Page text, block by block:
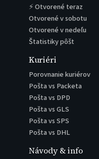
⚡ Otvorené teraz
Otvorené v sobotu
Otvorené v nedeľu
Štatistiky pôšt
Kuriéri
Porovnanie kuriérov
Pošta vs Packeta
Pošta vs DPD
Pošta vs GLS
Pošta vs SPS
Pošta vs DHL
Návody & info